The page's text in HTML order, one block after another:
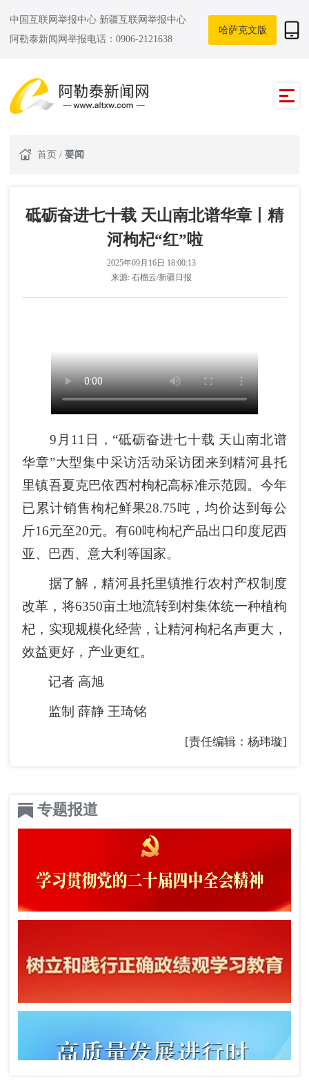
中国互联网举报中心 新疆互联网举报中心
阿勒泰新闻网举报电话：0906-2121638
哈萨克文版
首页 / 要闻
砥砺奋进七十载 天山南北谱华章丨精
河枸杞“红”啦
2025年09月16日 18:00:13
来源:石榴云/新疆日报
9月11日，“砥砺奋进七十载 天山南北谱
华章”大型集中采访活动采访团来到精河县托
里镇吾夏克巴依西村枸杞高标准示范园。今年
已累计销售枸杞鲜果28.75吨，均价达到每公
斤16元至20元。有60吨枸杞产品出口印度尼西
亚、巴西、意大利等国家。
据了解，精河县托里镇推行农村产权制度
改革，将6350亩土地流转到村集体统一种植枸
杞，实现规模化经营，让精河枸杞名声更大，
效益更好，产业更红。
记者 高旭
监制 薛静 王琦铭
[责任编辑：杨玮璇]
专题报道